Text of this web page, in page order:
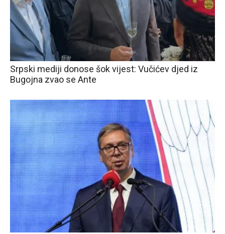
Srpski mediji donose šok vijest: Vučićev djed iz
Bugojna zvao se Ante